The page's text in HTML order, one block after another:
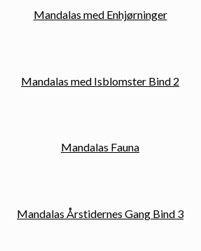
Mandalas med Enhjørninger
Mandalas med Isblomster Bind 2
Mandalas Fauna
Mandalas Årstidernes Gang Bind 3